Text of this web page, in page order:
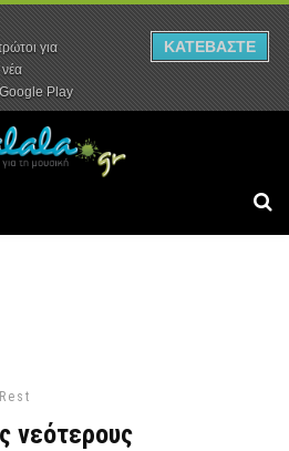
Ρεπορτάζ
νεότερους
για
Play
ΚΑΤΕΒΑΣΤΕ